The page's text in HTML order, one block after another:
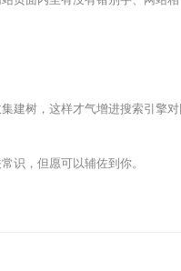
树，这样才气增进搜索引擎对
，但愿可以辅佐到你。